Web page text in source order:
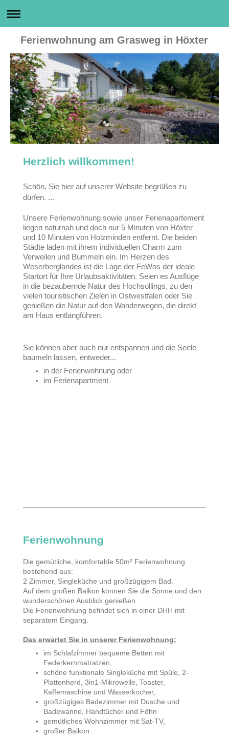
Ferienwohnung am Grasweg in Höxter
Herzlich willkommen!
Schön, Sie hier auf unserer Website begrüßen zu
dürfen. ...
Unsere Ferienwohnung sowie unser Ferienapartement
liegen naturnah und doch nur 5 Minuten von Höxter
und 10 Minuten von Holzminden entfernt. Die beiden
Städte laden mit ihrem individuellen Charm zum
Verweilen und Bummeln ein. Im Herzen des
Weserberglandes ist die Lage der FeWos der ideale
Startort für Ihre Urlaubsaktivitäten. Seien es Ausflüge
in die bezaubernde Natur des Hochsollings, zu den
vielen touristischen Zielen in Ostwestfalen oder Sie
genießen die Natur auf den Wanderwegen, die direkt
am Haus entlangführen.
Sie können aber auch nur entspannen und die Seele
baumeln lassen, entweder...
in der Ferienwohnung oder
im Ferienapartment
Ferienwohnung
Die gemütliche, komfortable 50m² Ferienwohnung
bestehend aus:
2 Zimmer, Singleküche und großzügigem Bad.
Auf dem großen Balkon können Sie die Sonne und den
wunderschönen Ausblick genießen.
Die Ferienwohnung befindet sich in einer DHH mit
separatem Eingang.
Das erwartet Sie in unserer Ferienwohnung:
im Schlafzimmer bequeme Betten mit
Federkernmatratzen,
schöne funktionale Singleküche mit Spüle, 2-
Plattenherd, 3in1-Mikrowelle, Toaster,
Kaffemaschine und Wasserkocher,
großzügiges Badezimmer mit Dusche und
Badewanne, Handtücher und Föhn
gemütliches Wohnzimmer mit Sat-TV,
großer Balkon